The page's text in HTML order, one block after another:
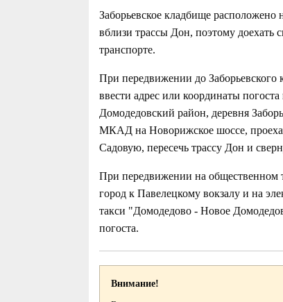
Заборьевское кладбище
вблизи трассы Дон, поэтому доехать
транспорте.
При передвижении до Заборьевского
ввести адрес или координаты
Домодедовский район, деревня
МКАД на Новорижское шоссе,
Садовую, пересечь трассу Дон и
При передвижении на общественном
город к Павелецкому вокзалу и на
такси "Домодедово - Новое
погоста.
Внимание!